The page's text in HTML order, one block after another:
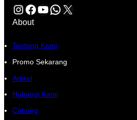
Instagram Facebook YouTube WhatsApp X
About
Tentang Kami
Promo Sekarang
Artikel
Hubungi Kami
Cabang